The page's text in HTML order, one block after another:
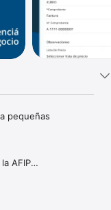
pequeñas
AFIP